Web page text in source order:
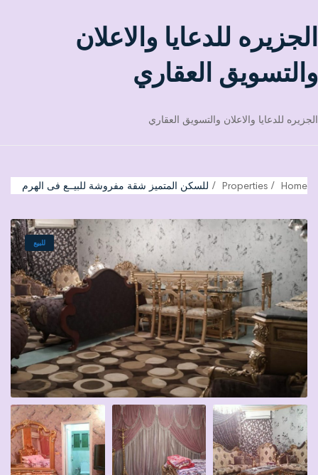
الجزيره للدعايا والاعلان
والتسويق العقاري
الجزيره للدعايا والاعلان والتسويق العقاري
Home
Properties للسكن المتميز شقة مفروشة للبيــع فى الهرم
للبيع